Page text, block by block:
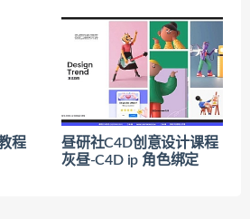
程
昼研社C4D创意设计课程
灰昼-C4D ip 角色绑定